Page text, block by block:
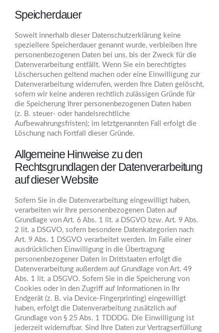
Speicherdauer
Soweit innerhalb dieser Datenschutzerklärung keine
speziellere Speicherdauer genannt wurde, verbleiben Ihre
personenbezogenen Daten bei uns, bis der Zweck für die
Datenverarbeitung entfällt. Wenn Sie ein berechtigtes
Löschersuchen geltend machen oder eine Einwilligung zur
Datenverarbeitung widerrufen, werden Ihre Daten gelöscht,
sofern wir keine anderen rechtlich zulässigen Gründe für
die Speicherung Ihrer personenbezogenen Daten haben
(z. B. steuer- oder handelsrechtliche
Aufbewahrungsfristen); im letztgenannten Fall erfolgt die
Löschung nach Fortfall dieser Gründe.
Allgemeine Hinweise zu den
Rechtsgrundlagen der Datenverarbeitung
auf dieser Website
Sofern Sie in die Datenverarbeitung eingewilligt haben,
verarbeiten wir Ihre personenbezogenen Daten auf
Grundlage von Art. 6 Abs. 1 lit. a DSGVO bzw. Art. 9 Abs.
2 lit. a DSGVO, sofern besondere Datenkategorien nach
Art. 9 Abs. 1 DSGVO verarbeitet werden. Im Falle einer
ausdrücklichen Einwilligung in die Übertragung
personenbezogener Daten in Drittstaaten erfolgt die
Datenverarbeitung außerdem auf Grundlage von Art. 49
Abs. 1 lit. a DSGVO. Sofern Sie in die Speicherung von
Cookies oder in den Zugriff auf Informationen in Ihr
Endgerät (z. B. via Device-Fingerprinting) eingewilligt
haben, erfolgt die Datenverarbeitung zusätzlich auf
Grundlage von § 25 Abs. 1 TDDDG. Die Einwilligung ist
jederzeit widerrufbar. Sind Ihre Daten zur Vertragserfüllung